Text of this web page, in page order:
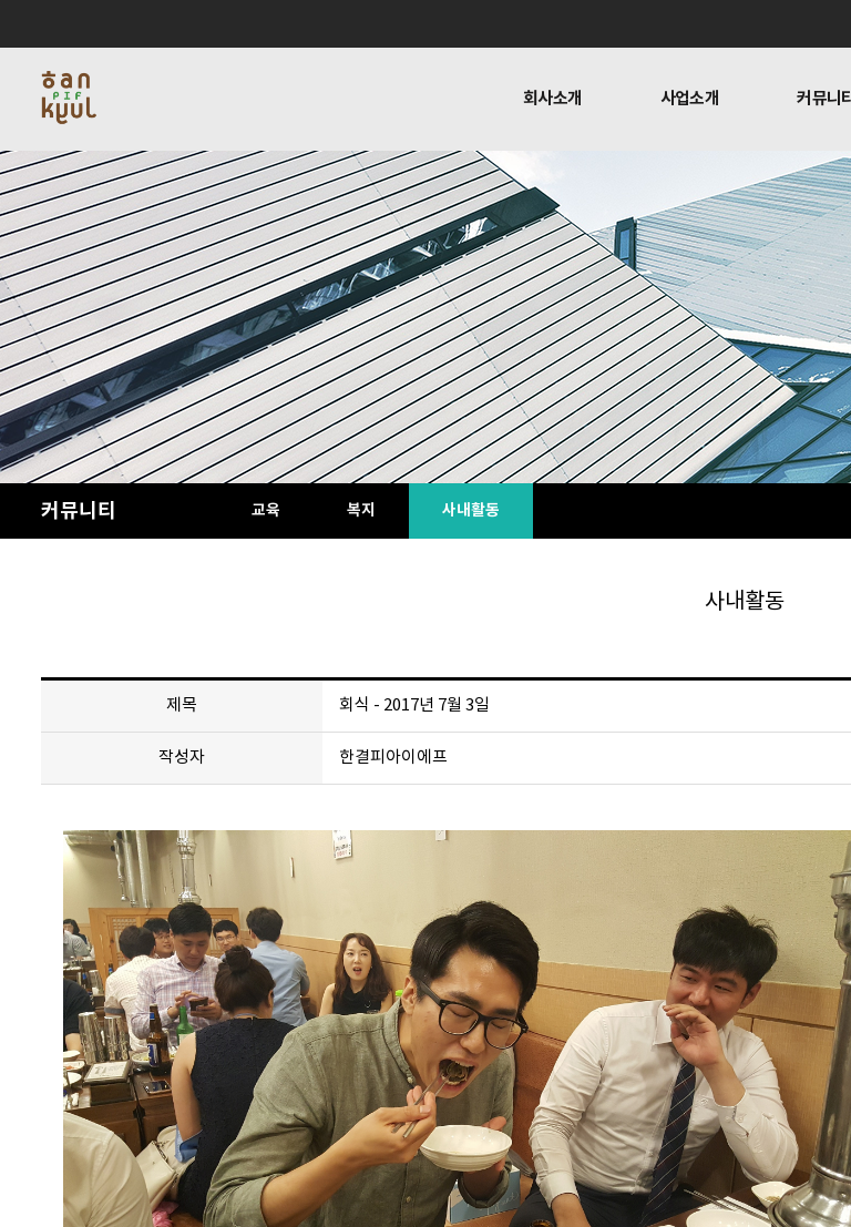
회사소개
회사소개
인사말 연혁 비젼하우스
사업소개
사업소개
서비스 데이타인프라사업
커뮤니티
커뮤니티
블로그
채용
채용
회사소개
인사말
연혁
비젼하우스
편지
찾아오시는길
사업소개
서비스
데이타인프라사업
네트워크보안사업
커뮤니티
교육
복지
사내활동
블로그
커뮤니티 교육 복지 사내활동
사내활동
제목 회식 - 2017년 7월 3일
작성자 한결피아이에프